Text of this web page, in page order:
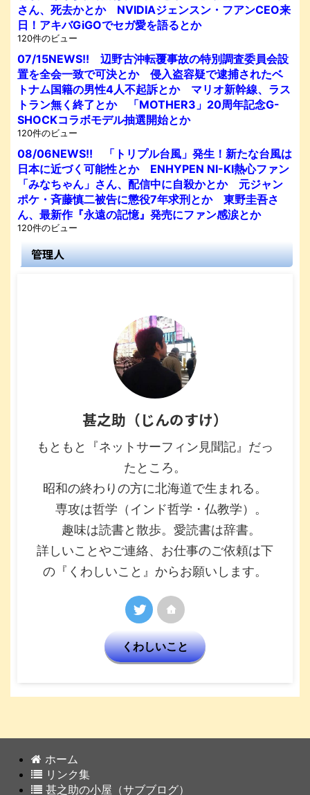
さん、死去かとか NVIDIAジェンスン・フアンCEO来
日！アキバGiGOでセガ愛を語るとか
120件のビュー
07/15NEWS!! 辺野古沖転覆事故の特別調査委員会設
置を全会一致で可決とか 侵入盗容疑で逮捕されたベ
トナム国籍の男性4人不起訴とか マリオ新幹線、ラス
トラン無く終了とか 「MOTHER3」20周年記念G-
SHOCKコラボモデル抽選開始とか
120件のビュー
08/06NEWS!! 「トリプル台風」発生！新たな台風は
日本に近づく可能性とか ENHYPEN NI-KI熱心ファン
「みなちゃん」さん、配信中に自殺かとか 元ジャン
ポケ・斉藤慎二被告に懲役7年求刑とか 東野圭吾さ
ん、最新作『永遠の記憶』発売にファン感涙とか
120件のビュー
管理人
甚之助（じんのすけ）
もともと『ネットサーフィン見聞記』だっ
たところ。
昭和の終わりの方に北海道で生まれる。
専攻は哲学（インド哲学・仏教学）。
趣味は読書と散歩。愛読書は辞書。
詳しいことやご連絡、お仕事のご依頼は下
の『くわしいこと』からお願いします。
くわしいこと
ホーム
リンク集
甚之助の小屋（サブブログ）